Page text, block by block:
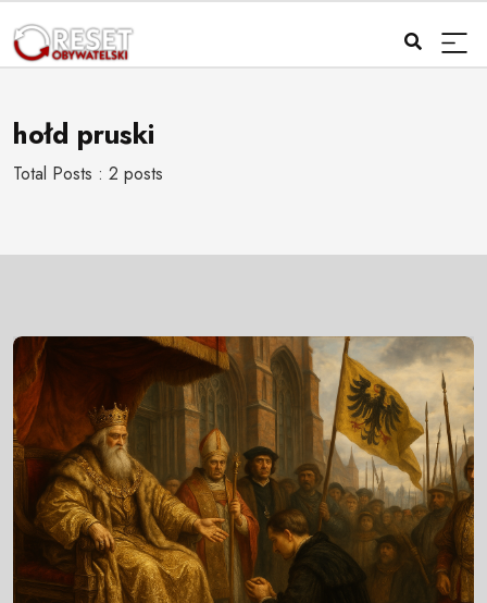
hołd pruski
Total Posts : 2 posts